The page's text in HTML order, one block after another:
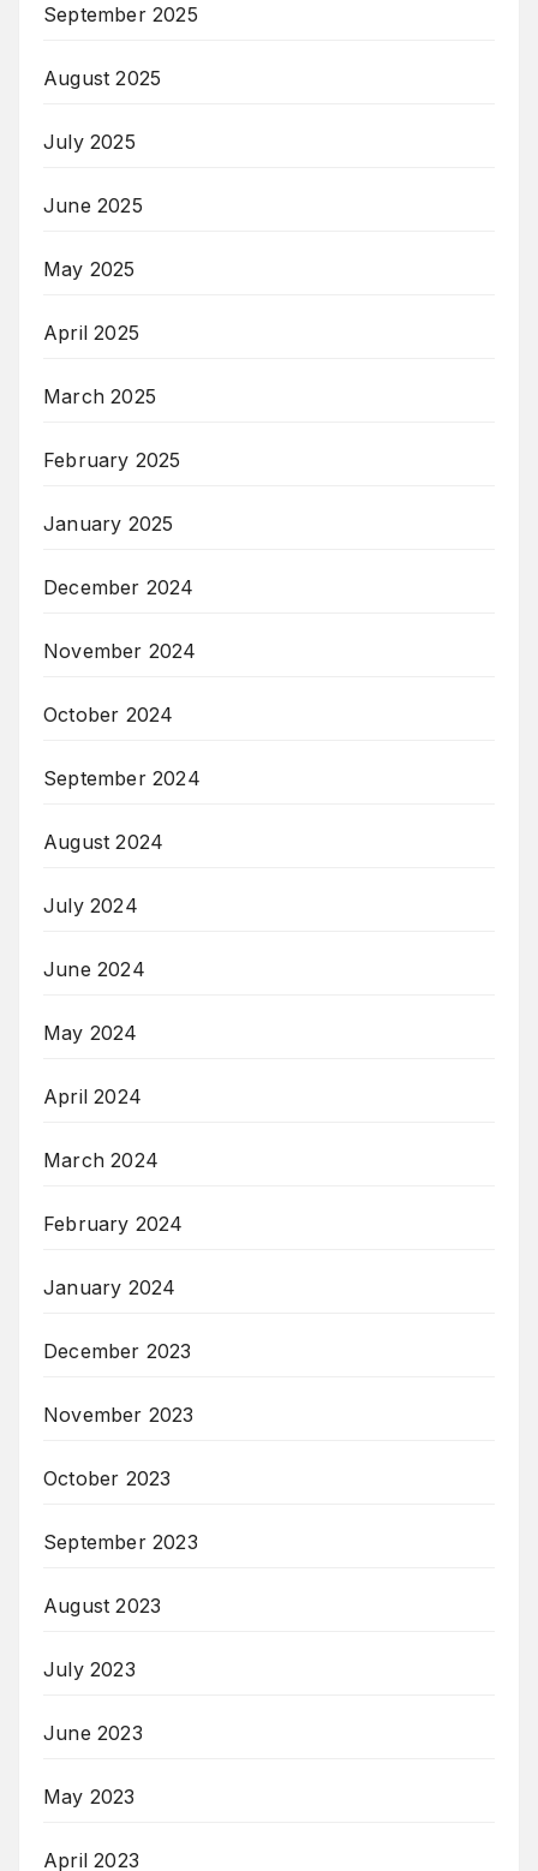
September 2025
August 2025
July 2025
June 2025
May 2025
April 2025
March 2025
February 2025
January 2025
December 2024
November 2024
October 2024
September 2024
August 2024
July 2024
June 2024
May 2024
April 2024
March 2024
February 2024
January 2024
December 2023
November 2023
October 2023
September 2023
August 2023
July 2023
June 2023
May 2023
April 2023